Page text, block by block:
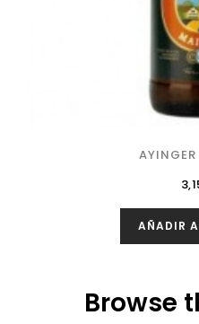
AÑADIR
Browse